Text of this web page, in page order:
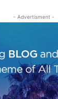
- Advertisment -